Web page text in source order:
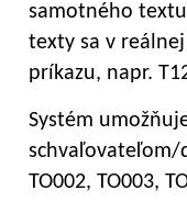
samotného
texty sa v
príkazu, napr.
Systém
schvaľovateľom/
TO002, TO003,